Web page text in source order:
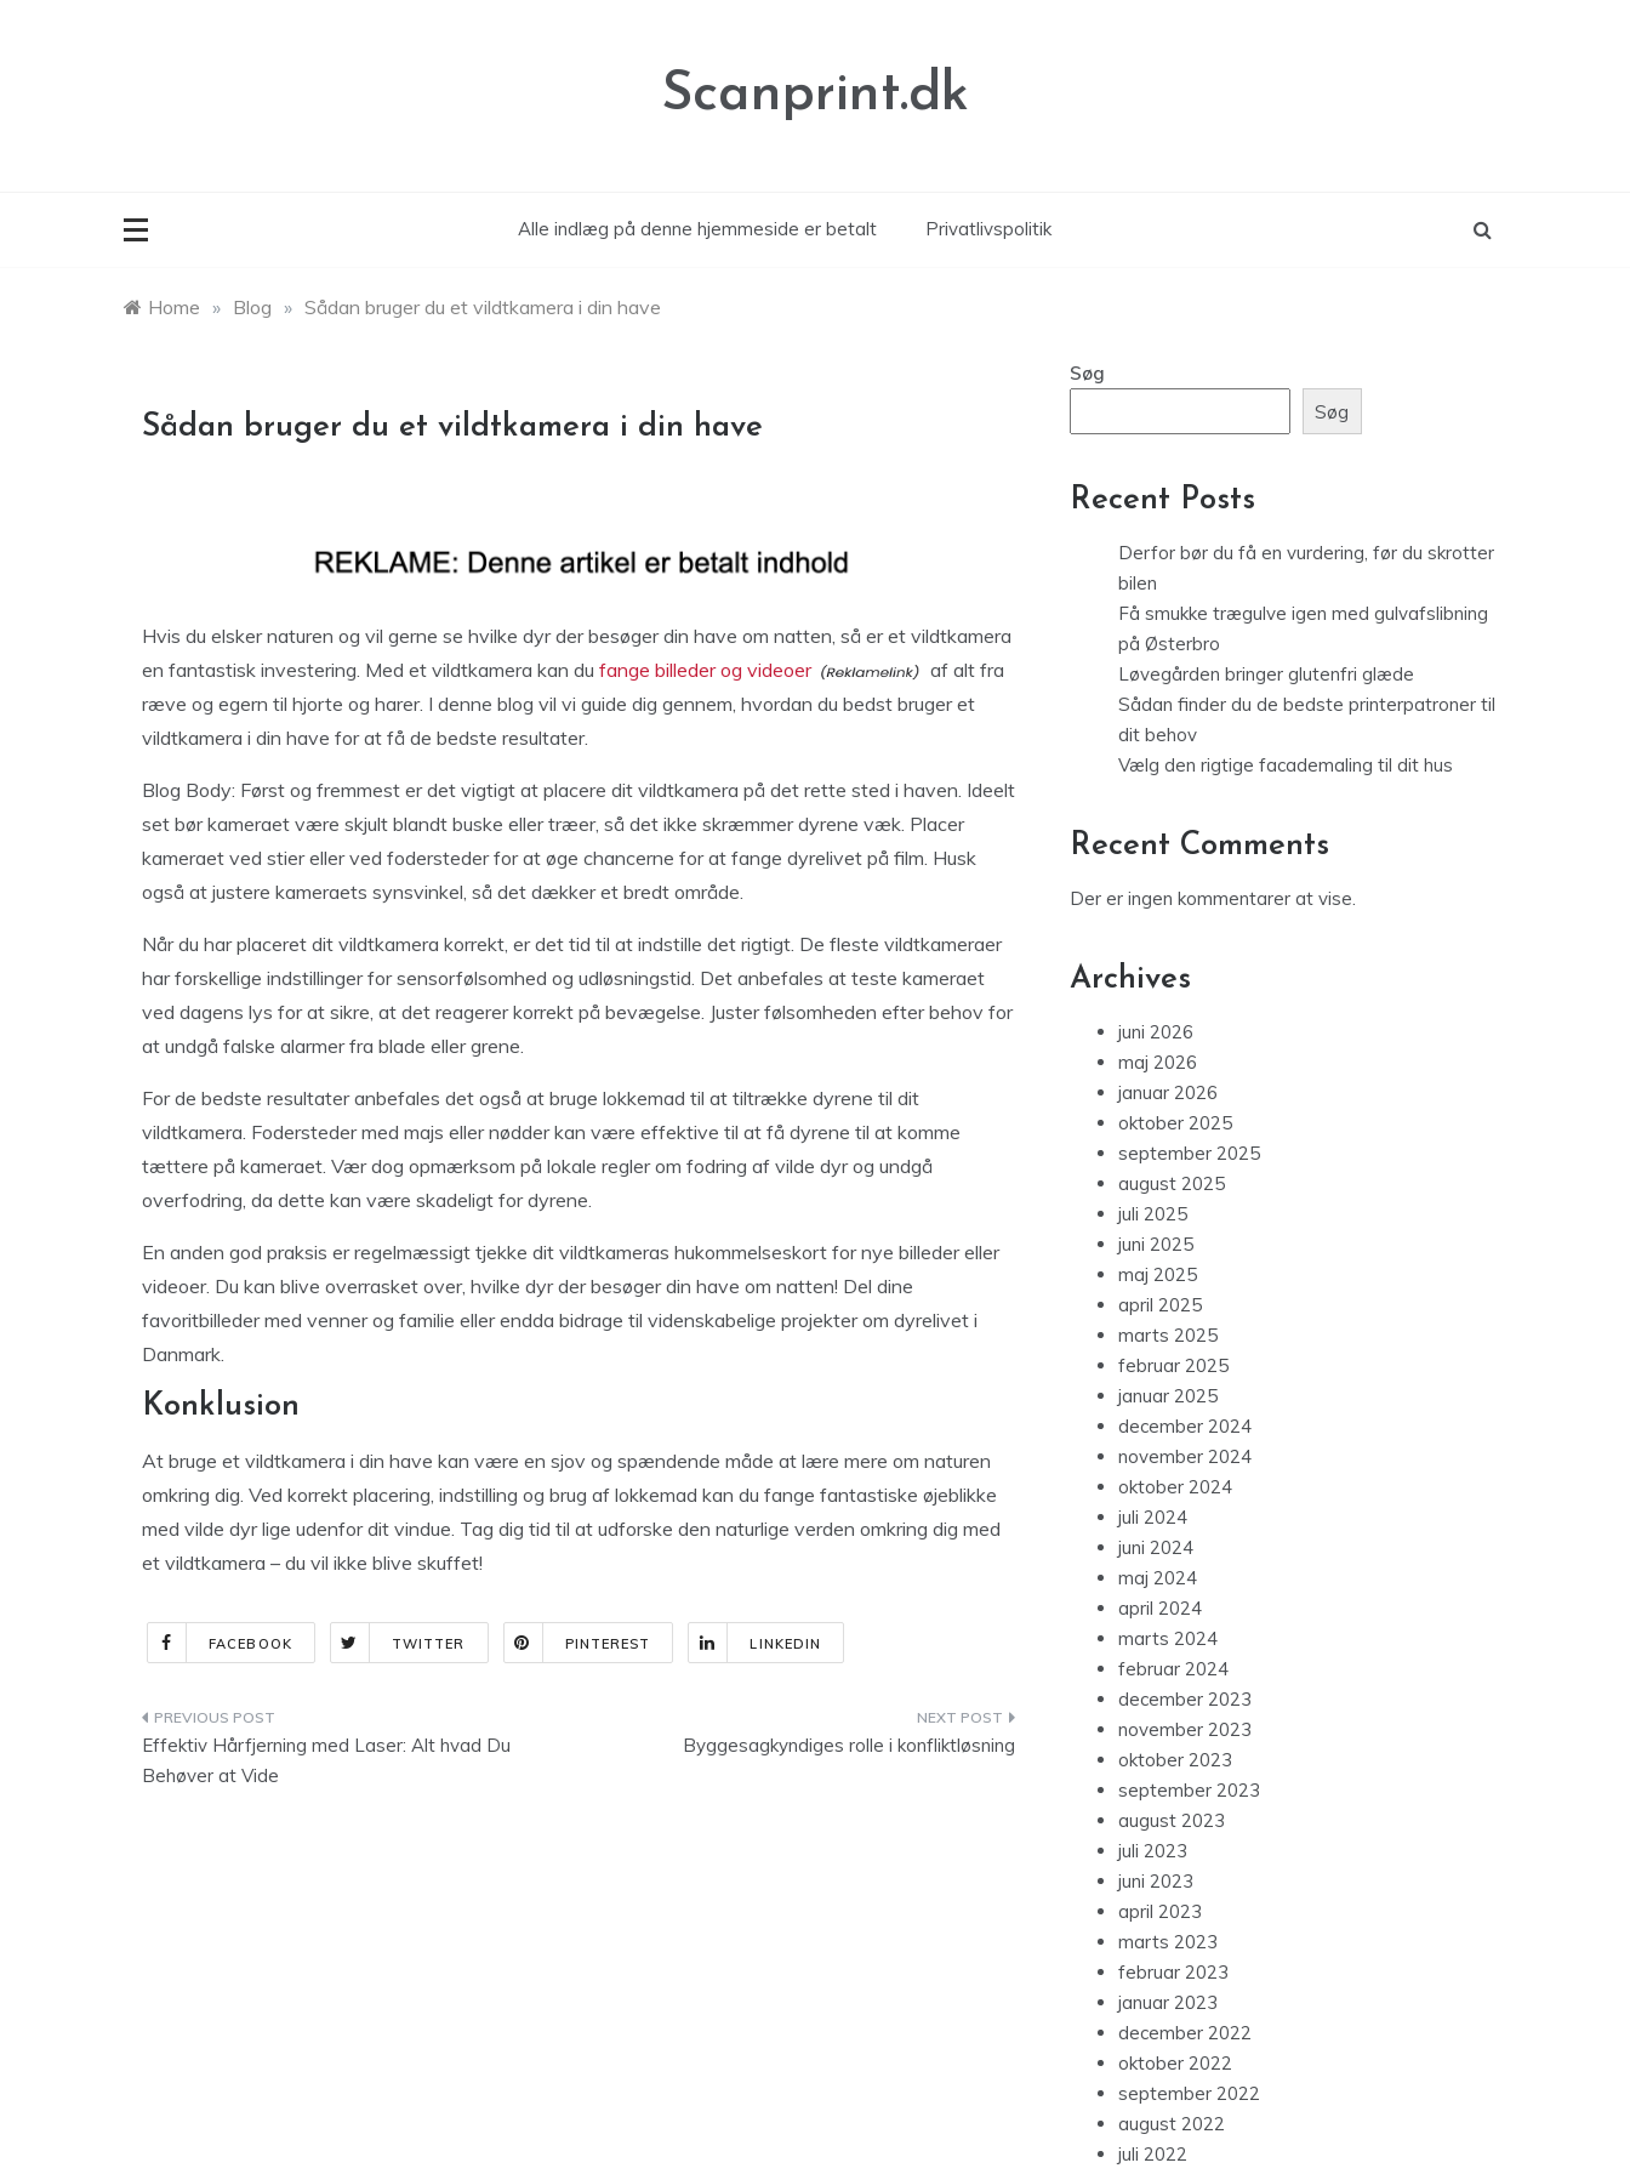
Scanprint.dk
Alle indlæg på denne hjemmeside er betalt Privatlivspolitik
Home » Blog » Sådan bruger du et vildtkamera i din have
Sådan bruger du et vildtkamera i din have
Hvis du elsker naturen og vil gerne se hvilke dyr der besøger din have om natten, så er et vildtkamera
en fantastisk investering. Med et vildtkamera kan du fange billeder og videoer
af alt fra
ræve og egern til hjorte og harer. I denne blog vil vi guide dig gennem, hvordan du bedst bruger et
vildtkamera i din have for at få de bedste resultater.
Blog Body: Først og fremmest er det vigtigt at placere dit vildtkamera på det rette sted i haven. Ideelt
set bør kameraet være skjult blandt buske eller træer, så det ikke skræmmer dyrene væk. Placer
kameraet ved stier eller ved fodersteder for at øge chancerne for at fange dyrelivet på film. Husk
også at justere kameraets synsvinkel, så det dækker et bredt område.
Når du har placeret dit vildtkamera korrekt, er det tid til at indstille det rigtigt. De fleste vildtkameraer
har forskellige indstillinger for sensorfølsomhed og udløsningstid. Det anbefales at teste kameraet
ved dagens lys for at sikre, at det reagerer korrekt på bevægelse. Juster følsomheden efter behov for
at undgå falske alarmer fra blade eller grene.
For de bedste resultater anbefales det også at bruge lokkemad til at tiltrække dyrene til dit
vildtkamera. Fodersteder med majs eller nødder kan være effektive til at få dyrene til at komme
tættere på kameraet. Vær dog opmærksom på lokale regler om fodring af vilde dyr og undgå
overfodring, da dette kan være skadeligt for dyrene.
En anden god praksis er regelmæssigt tjekke dit vildtkameras hukommelseskort for nye billeder eller
videoer. Du kan blive overrasket over, hvilke dyr der besøger din have om natten! Del dine
favoritbilleder med venner og familie eller endda bidrage til videnskabelige projekter om dyrelivet i
Danmark.
Konklusion
At bruge et vildtkamera i din have kan være en sjov og spændende måde at lære mere om naturen
omkring dig. Ved korrekt placering, indstilling og brug af lokkemad kan du fange fantastiske øjeblikke
med vilde dyr lige udenfor dit vindue. Tag dig tid til at udforske den naturlige verden omkring dig med
et vildtkamera – du vil ikke blive skuffet!
FACEBOOK TWITTER PINTEREST LINKEDIN
Indlægsnavigation
Effektiv Hårfjerning med Laser: Alt hvad Du
Behøver at Vide
Byggesagkyndiges rolle i konfliktløsning
Søg
Søg
Recent Posts
Derfor bør du få en vurdering, før du skrotter
bilen
Få smukke trægulve igen med gulvafslibning
på Østerbro
Løvegården bringer glutenfri glæde
Sådan finder du de bedste printerpatroner til
dit behov
Vælg den rigtige facademaling til dit hus
Recent Comments
Der er ingen kommentarer at vise.
Archives
juni 2026
maj 2026
januar 2026
oktober 2025
september 2025
august 2025
juli 2025
juni 2025
maj 2025
april 2025
marts 2025
februar 2025
januar 2025
december 2024
november 2024
oktober 2024
juli 2024
juni 2024
maj 2024
april 2024
marts 2024
februar 2024
december 2023
november 2023
oktober 2023
september 2023
august 2023
juli 2023
juni 2023
april 2023
marts 2023
februar 2023
januar 2023
december 2022
oktober 2022
september 2022
august 2022
juli 2022